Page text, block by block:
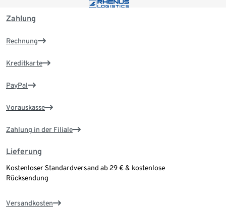
Zahlung
Rechnung
Kreditkarte
PayPal
Vorauskasse
Zahlung in der Filiale
Lieferung
Kostenloser Standardversand ab 29 € & kostenlose
Rücksendung
Versandkosten